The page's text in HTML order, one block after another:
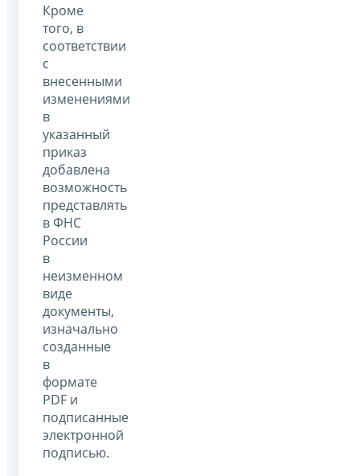
Кроме
того, в
соответствии
с
внесенными
изменениями
в
указанный
приказ
добавлена
возможность
представлять
в ФНС
России
в
неизменном
виде
документы,
изначально
созданные
в
формате
PDF и
подписанные
электронной
подписью.